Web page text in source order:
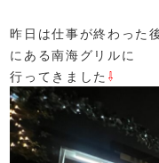
昨日は仕事が終わった
にある南海グリルに
行ってきました ⇩